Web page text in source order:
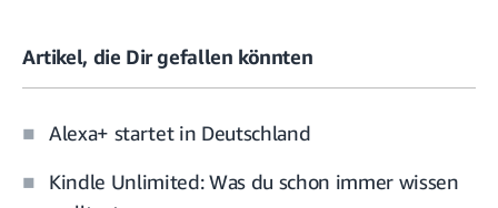
Artikel, die Dir gefallen könnten
Alexa+ startet in Deutschland
Kindle Unlimited: Was du schon immer wissen